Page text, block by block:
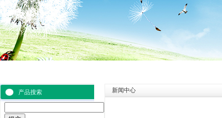
产品搜索 新闻中心